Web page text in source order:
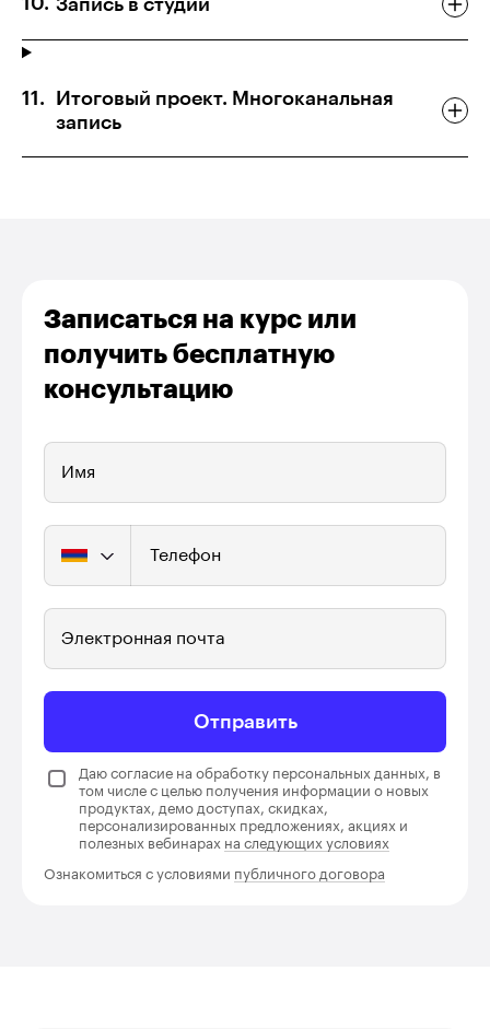
Запись в студии
Итоговый проект. Многоканальная
запись
Записаться на курс или
получить бесплатную
консультацию
Имя
Телефон
Электронная почта
Отправить
Даю согласие на обработку персональных данных, в
том числе с целью получения информации о новых
продуктах, демо доступах, скидках,
персонализированных предложениях, акциях и
полезных вебинарах на следующих условиях
Ознакомиться с условиями публичного договора